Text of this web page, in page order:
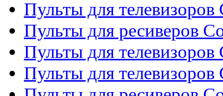
Пульты для телевизоров
Пульты для ресиверов
Пульты для телевизоров
Пульты для телевизоров